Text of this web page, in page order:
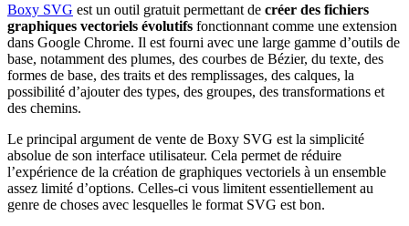
Boxy SVG est un outil gratuit permettant de créer des fichiers
graphiques vectoriels évolutifs fonctionnant comme une extension
dans Google Chrome. Il est fourni avec une large gamme d’outils de
base, notamment des plumes, des courbes de Bézier, du texte, des
formes de base, des traits et des remplissages, des calques, la
possibilité d’ajouter des types, des groupes, des transformations et
des chemins.
Le principal argument de vente de Boxy SVG est la simplicité
absolue de son interface utilisateur. Cela permet de réduire
l’expérience de la création de graphiques vectoriels à un ensemble
assez limité d’options. Celles-ci vous limitent essentiellement au
genre de choses avec lesquelles le format SVG est bon.